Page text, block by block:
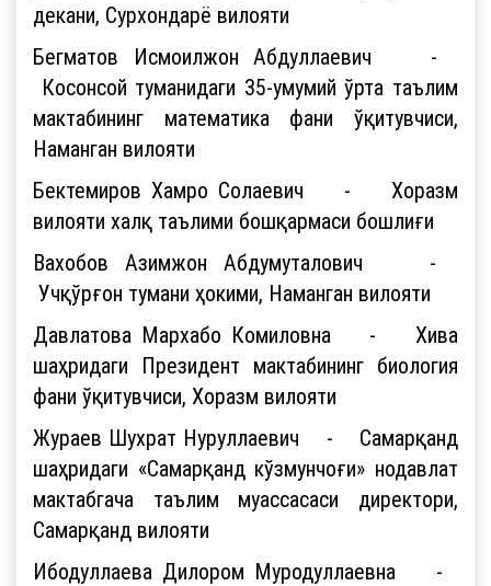
декани, Сурхондарё вилояти
Бегматов Исмоилжон Абдуллаевич -
Косонсой туманидаги 35-умумий ўрта таълим
мактабининг математика фани ўқитувчиси,
Наманган вилояти
Бектемиров Хамро Солаевич - Хоразм
вилояти халқ таълими бошқармаси бошлиғи
Вахобов Азимжон Абдумуталович -
Учқўрғон тумани ҳокими, Наманган вилояти
Давлатова Мархабо Комиловна - Хива
шаҳридаги Президент мактабининг биология
фани ўқитувчиси, Хоразм вилояти
Жураев Шухрат Нуруллаевич - Самарқанд
шаҳридаги «Самарқанд кўзмунчоғи» нодавлат
мактабгача таълим муассасаси директори,
Самарқанд вилояти
Ибодуллаева Дилором Муродуллаевна -